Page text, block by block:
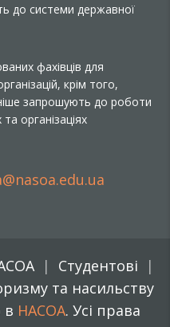
до системи державної
фахівців для
крім того,
запрошують до роботи
організаціях
Студентові
та насильству
в НАСОА. Усі права